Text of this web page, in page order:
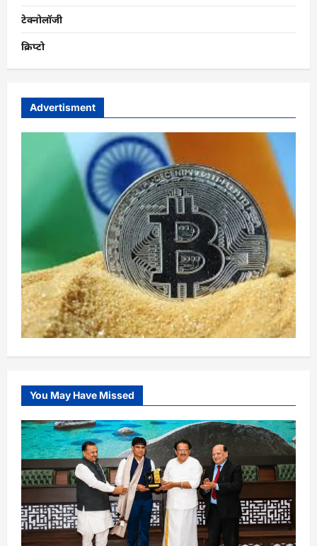
टेक्नोलॉजी
क्रिप्टो
Advertisment
You May Have Missed